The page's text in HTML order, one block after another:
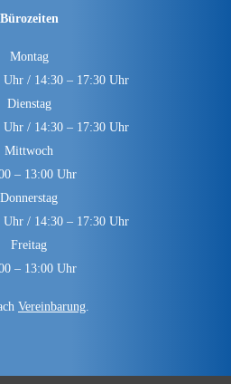
Bürozeiten
Montag
Uhr / 14:30 – 17:30 Uhr
Dienstag
Uhr / 14:30 – 17:30 Uhr
Mittwoch
– 13:00 Uhr
Donnerstag
Uhr / 14:30 – 17:30 Uhr
Freitag
– 13:00 Uhr
Vereinbarung